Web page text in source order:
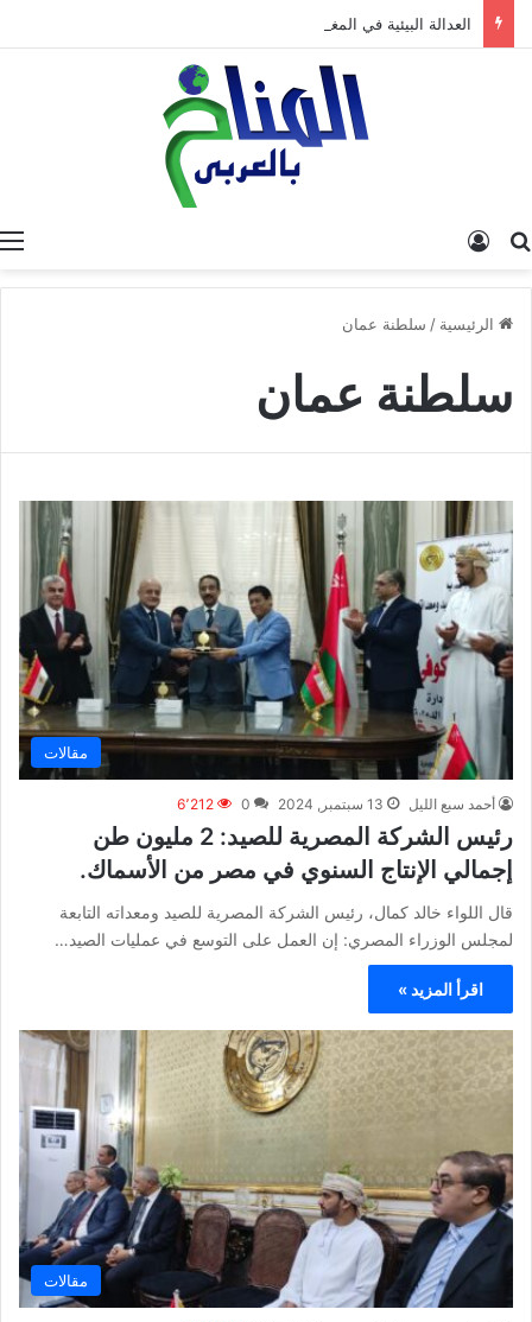
البحث عن
الرئيسية / سلطنة عمان
سلطنة عمان
مقالات
أحمد سبع الليل 13 سبتمبر, 2024 0 6٬212
رئيس الشركة المصرية للصيد: 2 مليون طن
إجمالي الإنتاج السنوي في مصر من الأسماك.
قال اللواء خالد كمال، رئيس الشركة المصرية للصيد ومعداته التابعة
لمجلس الوزراء المصري: إن العمل على التوسع في عمليات الصيد…
اقرأ المزيد »
مقالات